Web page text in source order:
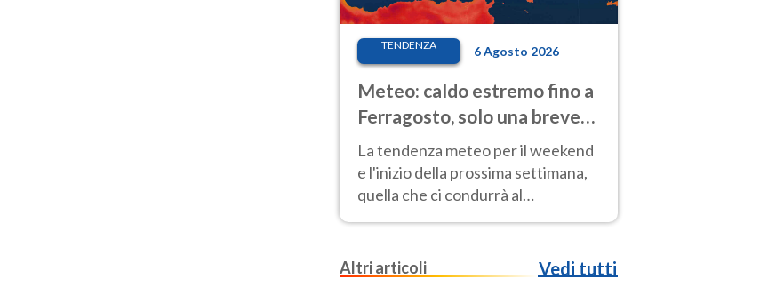
TENDENZA 6 Agosto 2026
Meteo: caldo estremo fino a
Ferragosto, solo una breve
pausa. Ecco dove
La tendenza meteo per il weekend
e l'inizio della prossima settimana,
quella che ci condurrà al
Ferragosto, vede ancora
Altri articoli
Vedi tutti